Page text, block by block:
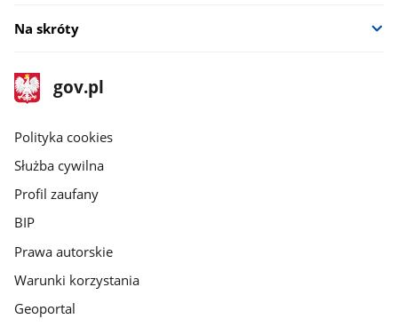
Na skróty
stopka
gov.pl
Strona
gov.pl
gov.pl
Polityka cookies
Służba cywilna
Profil zaufany
BIP
Prawa autorskie
Warunki korzystania
Geoportal